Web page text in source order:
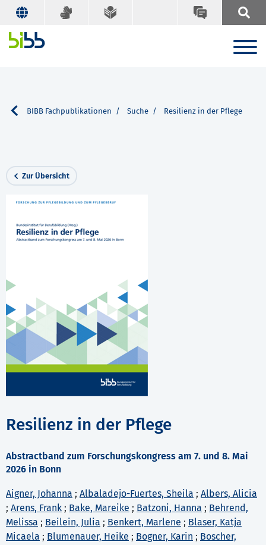
BIBB Fachpublikationen Suche Resilienz in der Pflege
Zur Übersicht
Resilienz in der Pflege
Abstractband zum Forschungskongress am 7. und 8. Mai
2026 in Bonn
Aigner, Johanna ; Albaladejo-Fuertes, Sheila ; Albers, Alicia
; Arens, Frank ; Bake, Mareike ; Batzoni, Hanna ; Behrend,
Melissa ; Beilein, Julia ; Benkert, Marlene ; Blaser, Katja
Micaela ; Blumenauer, Heike ; Bogner, Karin ; Boscher,